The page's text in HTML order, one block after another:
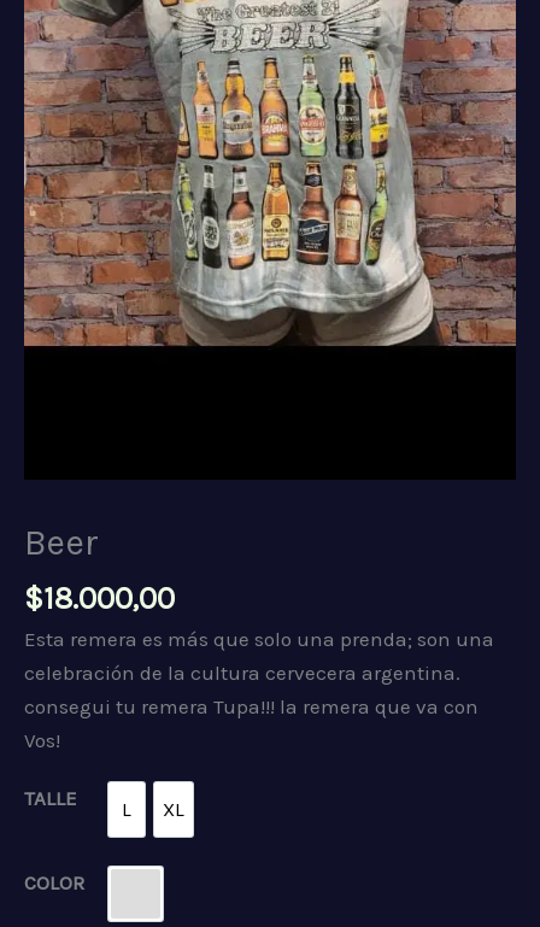
Beer
$18.000,00
Esta remera es más que solo una prenda; son una
celebración de la cultura cervecera argentina.
consegui tu remera Tupa!!! la remera que va con
Vos!
TALLE L XL
COLOR
MALANGE